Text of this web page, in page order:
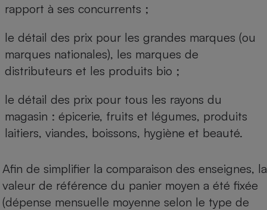
rapport à ses concurrents ;
le détail des prix pour les grandes marques (ou
marques nationales), les marques de
distributeurs et les produits bio ;
le détail des prix pour tous les rayons du
magasin : épicerie, fruits et légumes, produits
laitiers, viandes, boissons, hygiène et beauté.
Afin de simplifier la comparaison des enseignes, la
valeur de référence du panier moyen a été fixée
(dépense mensuelle moyenne selon le type de